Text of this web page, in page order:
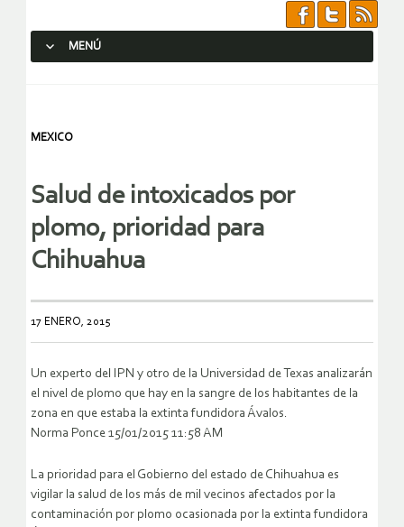
MENÚ
MEXICO
Salud de intoxicados por
plomo, prioridad para
Chihuahua
17 ENERO, 2015
Un experto del IPN y otro de la Universidad de Texas analizarán
el nivel de plomo que hay en la sangre de los habitantes de la
zona en que estaba la extinta fundidora Ávalos.
Norma Ponce 15/01/2015 11:58 AM
La prioridad para el Gobierno del estado de Chihuahua es
vigilar la salud de los más de mil vecinos afectados por la
contaminación por plomo ocasionada por la extinta fundidora